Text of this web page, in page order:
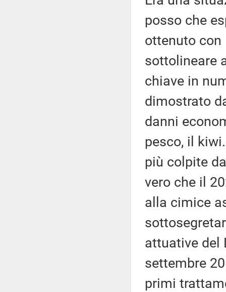
posso che
ottenuto con
sottolineare
chiave in
dimostrato
danni
pesco, il
più colpite
vero che il
alla cimice
attuative del
settembre
primi